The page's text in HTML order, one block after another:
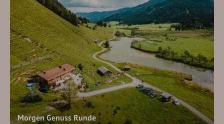
Morgen Genuss Runde